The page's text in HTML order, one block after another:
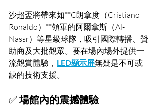
沙超盃將帶來如**C朗拿度（Cristiano
Ronaldo）**領軍的阿爾拿斯（Al-
Nassr）等星級球隊，吸引國際轉播、贊
助商及大批觀眾。要在場內場外提供一
流觀賞體驗， LED顯示屏無疑是不可或
缺的技術支援。
✅ 場館內的震撼體驗